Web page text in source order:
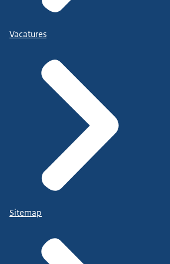
Vacatures
Sitemap